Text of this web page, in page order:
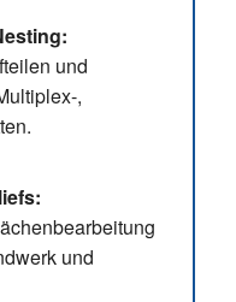
und
,
und